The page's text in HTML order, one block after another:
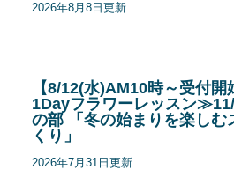
2026年8月8日更新
【8/12(水)AM10時～受付
1Dayフラワーレッスン
の部 「冬の始まりを楽しむ
くり」
2026年7月31日更新